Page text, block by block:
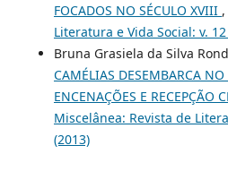
FOCADOS NO SÉCULO XVIII ,
Literatura e Vida Social: v.
Bruna Grasiela da Silva
CAMÉLIAS DESEMBARCA
ENCENAÇÕES E RECEPÇÃO
Miscelânea: Revista de
(2013)